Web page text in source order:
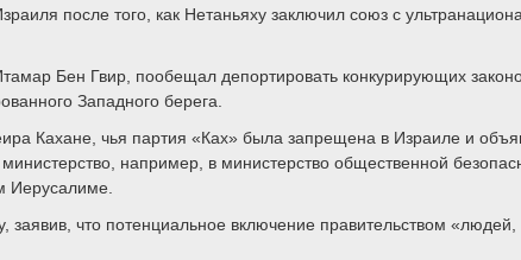
после того, как Нетаньяху заключил союз с
Бен Гвир, пообещал депортировать конкурирующих
Западного берега.
Кахане, чья партия «Ках» была запрещена в Израиле и
например, в министерство общественной
Иерусалиме.
что потенциальное включение правительством